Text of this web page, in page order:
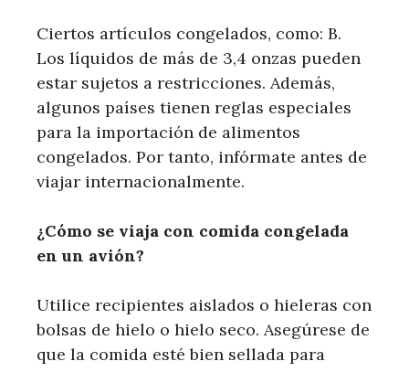
Ciertos artículos congelados, como: B.
Los líquidos de más de 3,4 onzas pueden
estar sujetos a restricciones. Además,
algunos países tienen reglas especiales
para la importación de alimentos
congelados. Por tanto, infórmate antes de
viajar internacionalmente.
¿Cómo se viaja con comida congelada
en un avión?
Utilice recipientes aislados o hieleras con
bolsas de hielo o hielo seco. Asegúrese de
que la comida esté bien sellada para